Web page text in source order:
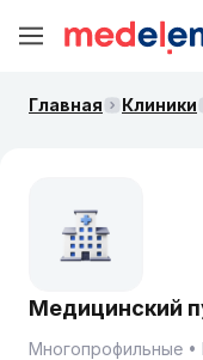
Главная Клиники
Медицинский
Многопрофильные